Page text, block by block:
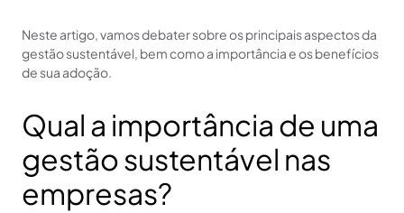
Neste artigo, vamos debater sobre os principais aspectos da
gestão sustentável, bem como a importância e os benefícios
de sua adoção.
Qual a importância de uma
gestão sustentável nas
empresas?